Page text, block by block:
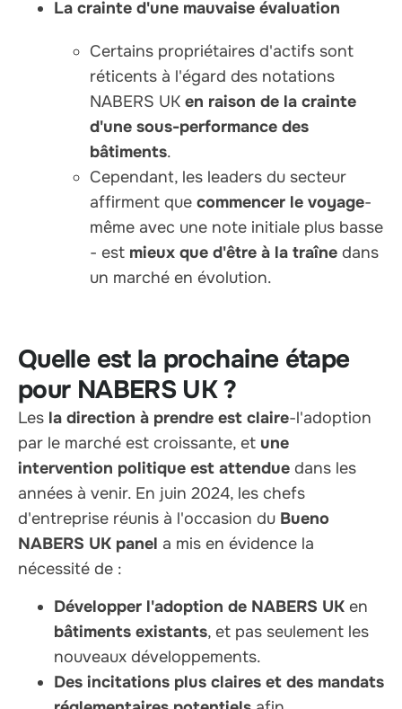
La crainte d'une mauvaise évaluation
Certains propriétaires d'actifs sont
réticents à l'égard des notations
NABERS UK en raison de la crainte
d'une sous-performance des
bâtiments.
Cependant, les leaders du secteur
affirment que commencer le voyage-
même avec une note initiale plus basse
- est mieux que d'être à la traîne dans
un marché en évolution.
Quelle est la prochaine étape
pour NABERS UK ?
Les la direction à prendre est claire-l'adoption
par le marché est croissante, et une
intervention politique est attendue dans les
années à venir. En juin 2024, les chefs
d'entreprise réunis à l'occasion du Bueno
NABERS UK panel a mis en évidence la
nécessité de :
Développer l'adoption de NABERS UK en
bâtiments existants, et pas seulement les
nouveaux développements.
Des incitations plus claires et des mandats